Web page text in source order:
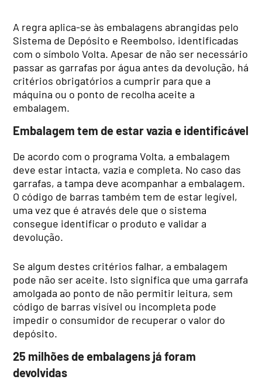
A regra aplica-se às embalagens abrangidas pelo
Sistema de Depósito e Reembolso, identificadas
com o símbolo Volta. Apesar de não ser necessário
passar as garrafas por água antes da devolução, há
critérios obrigatórios a cumprir para que a
máquina ou o ponto de recolha aceite a
embalagem.
Embalagem tem de estar vazia e identificável
De acordo com o programa Volta, a embalagem
deve estar intacta, vazia e completa. No caso das
garrafas, a tampa deve acompanhar a embalagem.
O código de barras também tem de estar legível,
uma vez que é através dele que o sistema
consegue identificar o produto e validar a
devolução.
Se algum destes critérios falhar, a embalagem
pode não ser aceite. Isto significa que uma garrafa
amolgada ao ponto de não permitir leitura, sem
código de barras visível ou incompleta pode
impedir o consumidor de recuperar o valor do
depósito.
25 milhões de embalagens já foram
devolvidas